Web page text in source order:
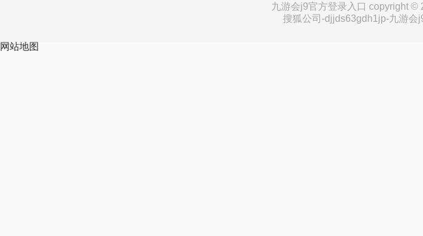
九游会j9官方登录入口 copyright ©
搜狐公司-djjds63gdh1jp-九游会
网站地图